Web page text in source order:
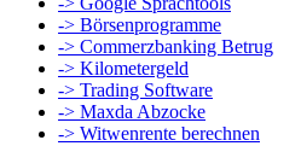
-> Börsenprogramme
-> Commerzbanking Betrug
-> Kilometergeld
-> Trading Software
-> Maxda Abzocke
-> Witwenrente berechnen